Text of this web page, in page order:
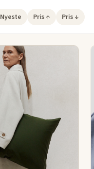
komfort, kvalitet og
for både miljø og
finder du et nøje udvalg
soveoplevelse.
opgradering med
med
Nyeste Pris ↑ Pris ↓